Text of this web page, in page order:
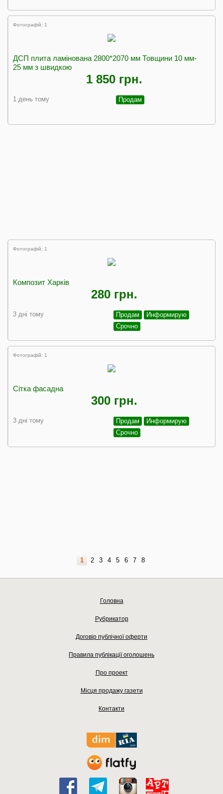
Фотографій: 1
ДСП плита ламінована 2800*2070 мм Товщини 10 мм-
25 мм з швидкою
1 850 грн.
1 день тому Продам
Фотографій: 1
Композит Харків
280 грн.
3 дні тому Продам
Информирую
Срочно
Фотографій: 1
Сітка фасадна
300 грн.
3 дні тому Продам
Информирую
Срочно
1 2 3 4 5 6 7 8
Головна
Рубрикатор
Договір публічної оферти
Правила публікації оголошень
Про проект
Місця продажу газети
Контакти